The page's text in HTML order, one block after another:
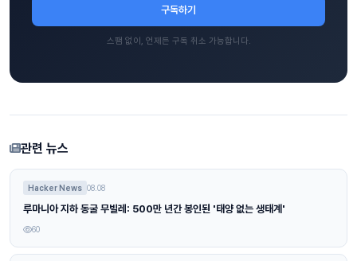
구독하기
스팸 없이, 언제든 구독 취소 가능합니다.
관련 뉴스
Hacker News 08.08
루마니아 지하 동굴 무빌레: 500만 년간 봉인된 '태양 없는 생태계'
60